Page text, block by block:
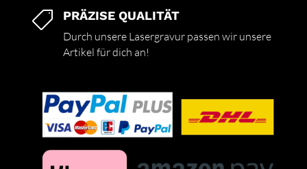
 PRÄZISE QUALITÄT
Durch unsere Lasergravur passen wir unsere
Artikel für dich an!